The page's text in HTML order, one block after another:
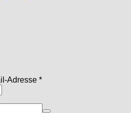
Adresse *Erforderlich